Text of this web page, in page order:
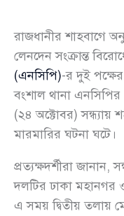
রাজধানীর শাহবাগে
লেনদেন সংক্রান্ত
(এনসিপি)-র দুই
বংশাল থানা
(২৪ অক্টোবর)
মারমারির ঘটনা ঘটে।
প্রত্যক্ষদর্শীরা
দলটির ঢাকা মহানগর
এ সময় দ্বিতীয় তলায়